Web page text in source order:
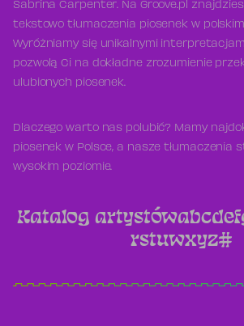
Sabrina Carpenter. Na Groove.pl
tekstowo tłumaczenia piosenek w
Wyróżniamy się unikalnymi
pozwolą Ci na dokładne zrozumienie
ulubionych piosenek.
Dlaczego warto nas polubić? Mamy
piosenek w Polsce, a nasze tłumaczenia
wysokim poziomie.
Katalog artystówabcdef
rstuwxyz#